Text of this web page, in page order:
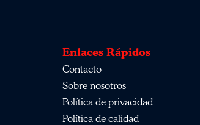
Enlaces Rápidos
Contacto
Sobre nosotros
Política de privacidad
Política de calidad